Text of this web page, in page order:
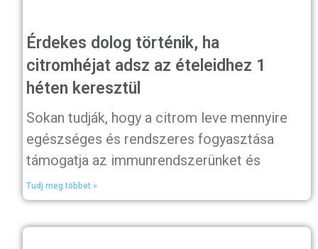
Érdekes dolog történik, ha
citromhéjat adsz az ételeidhez 1
héten keresztül
Sokan tudják, hogy a citrom leve mennyire
egészséges és rendszeres fogyasztása
támogatja az immunrendszerünket és
Tudj meg többet »